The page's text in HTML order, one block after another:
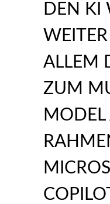
DEN KI
ALLEM
ZUM
MODEL